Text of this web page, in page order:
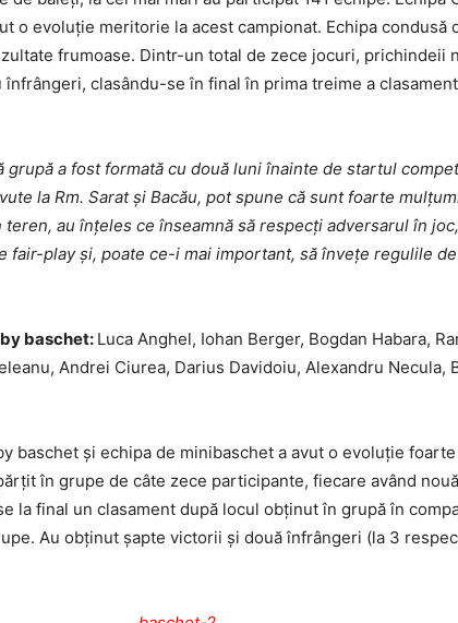
o evolu­ție meritorie la acest campionat. Echipa condusă
frumoase. Dintr-un total de zece jocuri, prichindeii
clasându-se în final în prima treime a
grupă a fost formată cu două luni înainte de startul
la Rm. Sarat și Bacău, pot spune că sunt foarte
au înțeles ce înseamnă să respecți adversarul în
fair-play și, poate ce-i mai important, să învețe regulile de
baschet: Luca Anghel, Iohan Berger, Bogdan Haba­ra,
Andrei Ciurea, Darius Davidoiu, Alexandru Necula,
baschet și echipa de minibaschet a avut o evoluție
în grupe de câte zece participan­te, fiecare având
la final un clasament după locul obținut în grupă în
Au obținut șapte victorii și două înfrângeri (la 3